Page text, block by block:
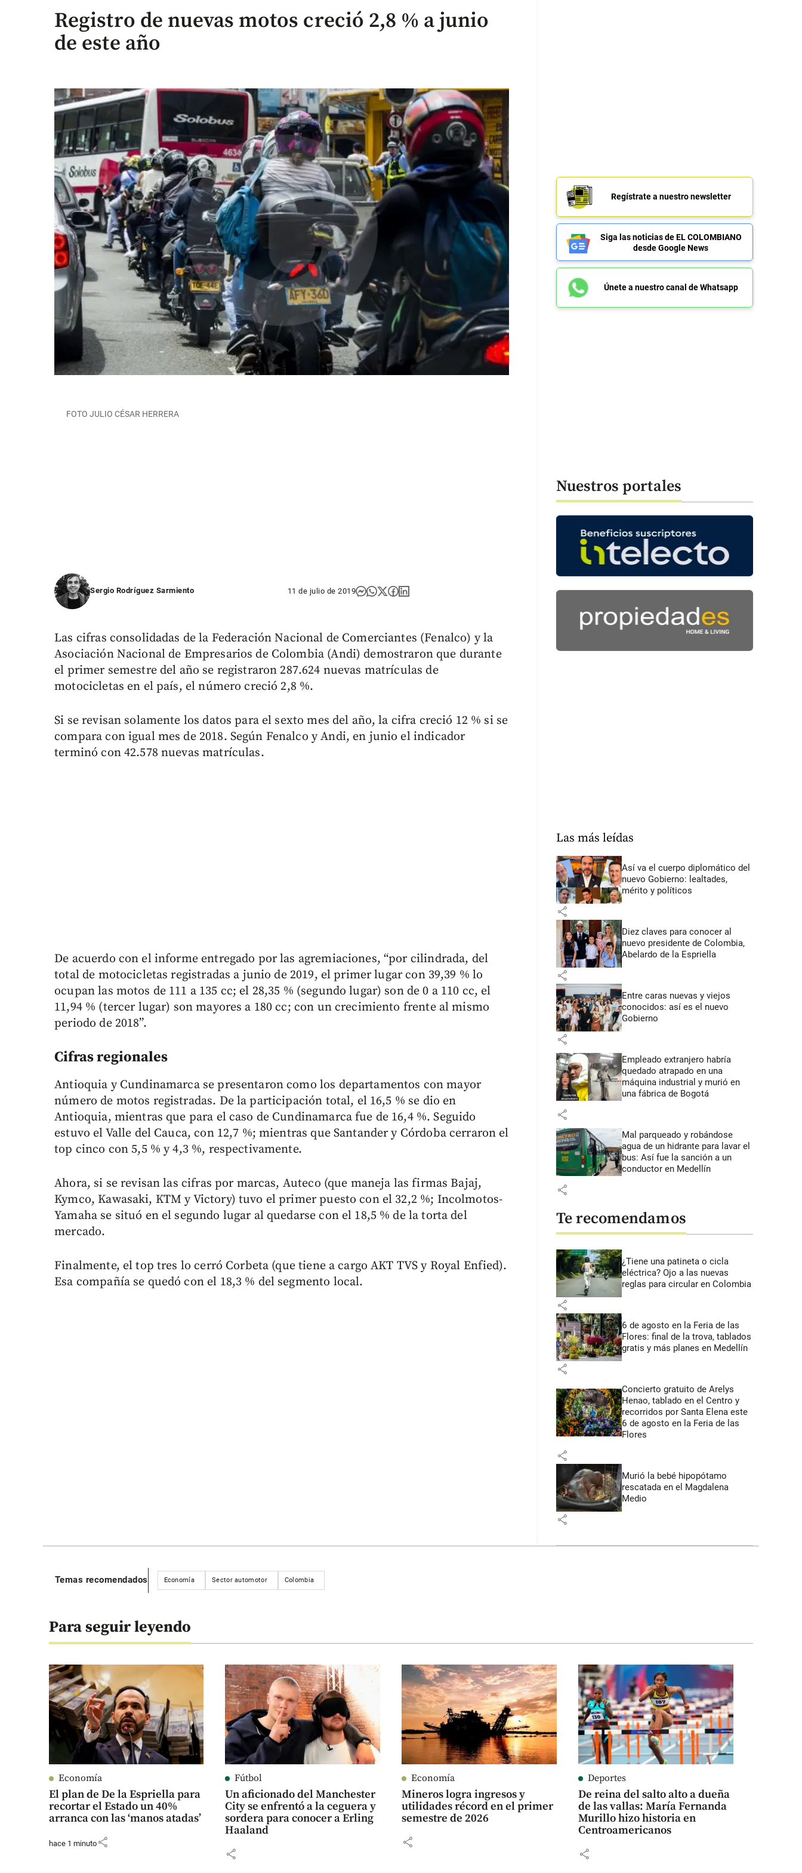
Registro de nuevas motos creció 2,8 % a junio
de este año
FOTO JULIO CÉSAR HERRERA
Sergio Rodríguez Sarmiento 11 de julio de 2019
Las cifras consolidadas de la Federación Nacional de Comerciantes (Fenalco) y la
Asociación Nacional de Empresarios de Colombia (Andi) demostraron que durante
el primer semestre del año se registraron 287.624 nuevas matrículas de
motocicletas en el país, el número creció 2,8 %.
Si se revisan solamente los datos para el sexto mes del año, la cifra creció 12 % si se
compara con igual mes de 2018. Según Fenalco y Andi, en junio el indicador
terminó con 42.578 nuevas matrículas.
De acuerdo con el informe entregado por las agremiaciones, “por cilindrada, del
total de motocicletas registradas a junio de 2019, el primer lugar con 39,39 % lo
ocupan las motos de 111 a 135 cc; el 28,35 % (segundo lugar) son de 0 a 110 cc, el
11,94 % (tercer lugar) son mayores a 180 cc; con un crecimiento frente al mismo
periodo de 2018”.
Cifras regionales
Antioquia y Cundinamarca se presentaron como los departamentos con mayor
número de motos registradas. De la participación total, el 16,5 % se dio en
Antioquia, mientras que para el caso de Cundinamarca fue de 16,4 %. Seguido
estuvo el Valle del Cauca, con 12,7 %; mientras que Santander y Córdoba cerraron el
top cinco con 5,5 % y 4,3 %, respectivamente.
Ahora, si se revisan las cifras por marcas, Auteco (que maneja las firmas Bajaj,
Kymco, Kawasaki, KTM y Victory) tuvo el primer puesto con el 32,2 %; Incolmotos-
Yamaha se situó en el segundo lugar al quedarse con el 18,5 % de la torta del
mercado.
Finalmente, el top tres lo cerró Corbeta (que tiene a cargo AKT TVS y Royal Enfied).
Esa compañía se quedó con el 18,3 % del segmento local.
Regístrate a nuestro newsletter
Siga las noticias de EL COLOMBIANO
desde Google News
Únete a nuestro canal de Whatsapp
Nuestros portales
Las más leídas
Así va el cuerpo diplomático del
nuevo Gobierno: lealtades,
mérito y políticos
share
Diez claves para conocer al
nuevo presidente de Colombia,
Abelardo de la Espriella
share
Entre caras nuevas y viejos
conocidos: así es el nuevo
Gobierno
share
Empleado extranjero habría
quedado atrapado en una
máquina industrial y murió en
una fábrica de Bogotá
share
Mal parqueado y robándose
agua de un hidrante para lavar el
bus: Así fue la sanción a un
conductor en Medellín
share
Te recomendamos
¿Tiene una patineta o cicla
eléctrica? Ojo a las nuevas
reglas para circular en Colombia
share
6 de agosto en la Feria de las
Flores: final de la trova, tablados
gratis y más planes en Medellín
share
Concierto gratuito de Arelys
Henao, tablado en el Centro y
recorridos por Santa Elena este
6 de agosto en la Feria de las
Flores
share
Murió la bebé hipopótamo
rescatada en el Magdalena
Medio
share
Temas recomendados Economía Sector automotor Colombia
Para seguir leyendo
Economía
El plan de De la Espriella para
recortar el Estado un 40%
arranca con las ‘manos atadas’
hace 1 minutoshare
Fútbol
Un aficionado del Manchester
City se enfrentó a la ceguera y
sordera para conocer a Erling
Haaland
share
Economía
Mineros logra ingresos y
utilidades récord en el primer
semestre de 2026
share
Deportes
De reina del salto alto a dueña
de las vallas: María Fernanda
Murillo hizo historia en
Centroamericanos
share